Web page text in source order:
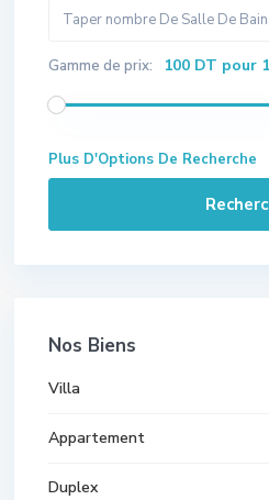
Gamme de prix: 100 DT pour
Plus D'Options De Recherche
Nos Biens
Villa
Appartement
Duplex